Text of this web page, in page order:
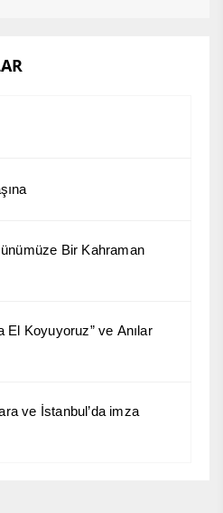
Bir Kahraman
El Koyuyoruz” ve Anılar
ve İstanbul’da imza